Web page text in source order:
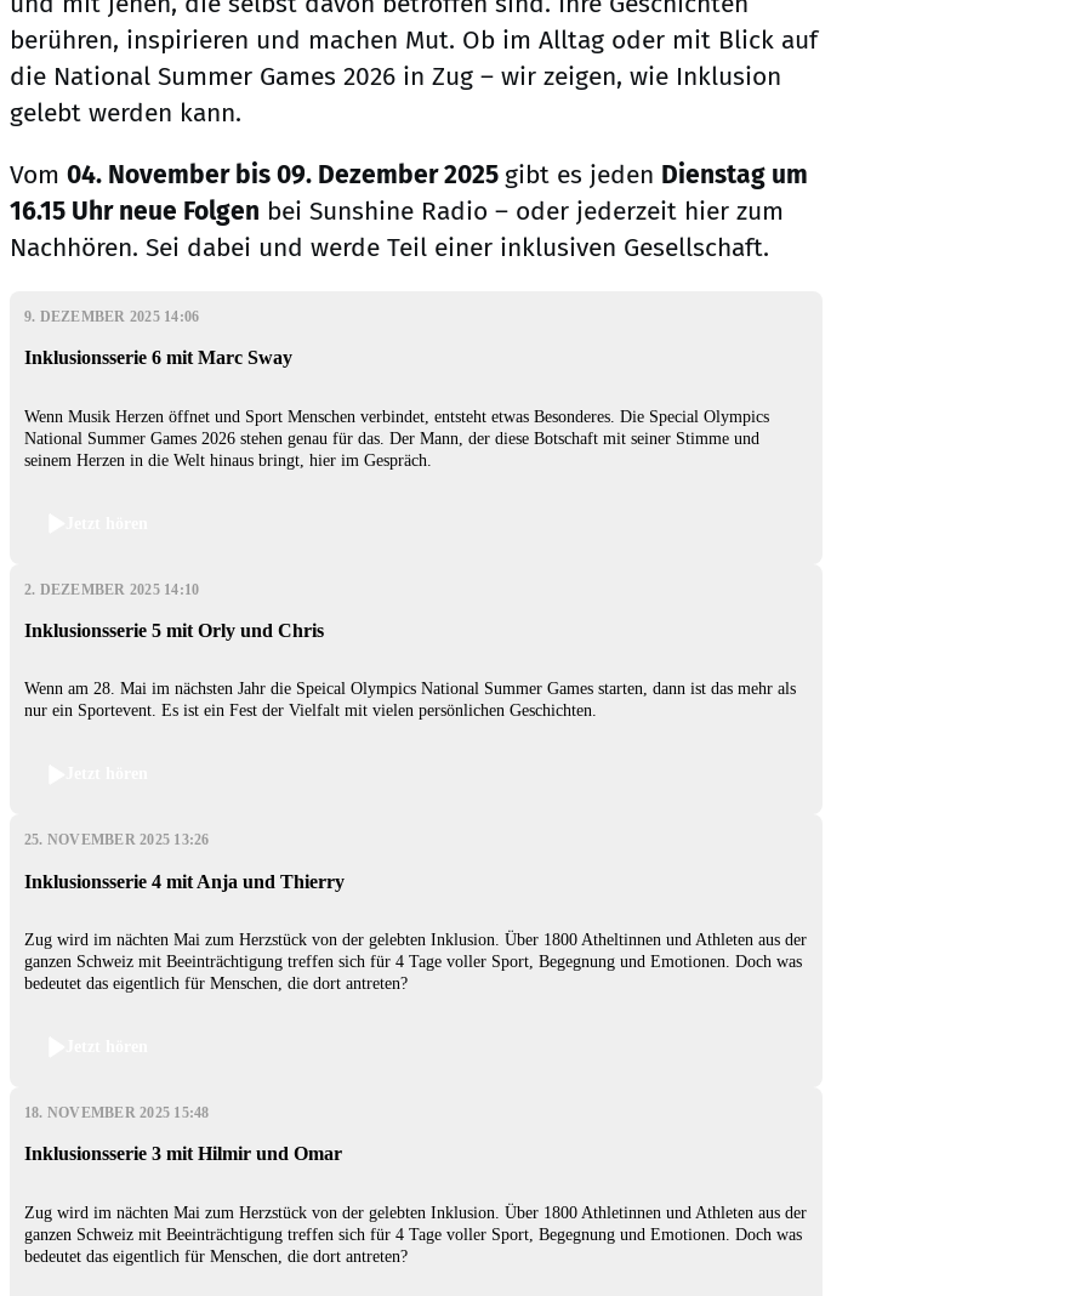
berühren, inspirieren und machen Mut. Ob im Alltag oder mit Blick auf
die National Summer Games 2026 in Zug – wir zeigen, wie Inklusion
gelebt werden kann.
Vom 04. November bis 09. Dezember 2025 gibt es jeden Dienstag um
16.15 Uhr neue Folgen bei Sunshine Radio – oder jederzeit hier zum
Nachhören. Sei dabei und werde Teil einer inklusiven Gesellschaft.
9. DEZEMBER 2025 14:06
Inklusionsserie 6 mit Marc Sway
Wenn Musik Herzen öffnet und Sport Menschen verbindet, entsteht etwas Besonderes. Die Special Olympics
National Summer Games 2026 stehen genau für das. Der Mann, der diese Botschaft mit seiner Stimme und
seinem Herzen in die Welt hinaus bringt, hier im Gespräch.
2. DEZEMBER 2025 14:10
Inklusionsserie 5 mit Orly und Chris
Wenn am 28. Mai im nächsten Jahr die Speical Olympics National Summer Games starten, dann ist das mehr als
nur ein Sportevent. Es ist ein Fest der Vielfalt mit vielen persönlichen Geschichten.
25. NOVEMBER 2025 13:26
Inklusionsserie 4 mit Anja und Thierry
Zug wird im nächten Mai zum Herzstück von der gelebten Inklusion. Über 1800 Atheltinnen und Athleten aus der
ganzen Schweiz mit Beeinträchtigung treffen sich für 4 Tage voller Sport, Begegnung und Emotionen. Doch was
bedeutet das eigentlich für Menschen, die dort antreten?
18. NOVEMBER 2025 15:48
Inklusionsserie 3 mit Hilmir und Omar
Zug wird im nächten Mai zum Herzstück von der gelebten Inklusion. Über 1800 Athletinnen und Athleten aus der
ganzen Schweiz mit Beeinträchtigung treffen sich für 4 Tage voller Sport, Begegnung und Emotionen. Doch was
bedeutet das eigentlich für Menschen, die dort antreten?